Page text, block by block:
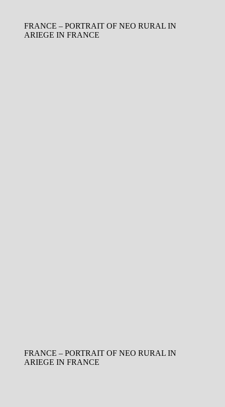
FRANCE – PORTRAIT OF NEO RURAL IN
ARIEGE IN FRANCE
FRANCE – PORTRAIT OF NEO RURAL IN
ARIEGE IN FRANCE